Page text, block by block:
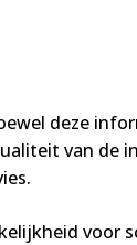
deze
van de
voor